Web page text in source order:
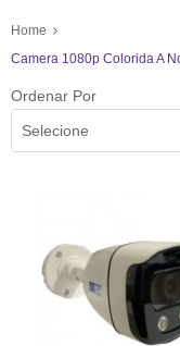
Home
Camera 1080p Colorida A
Ordenar Por
Selecione